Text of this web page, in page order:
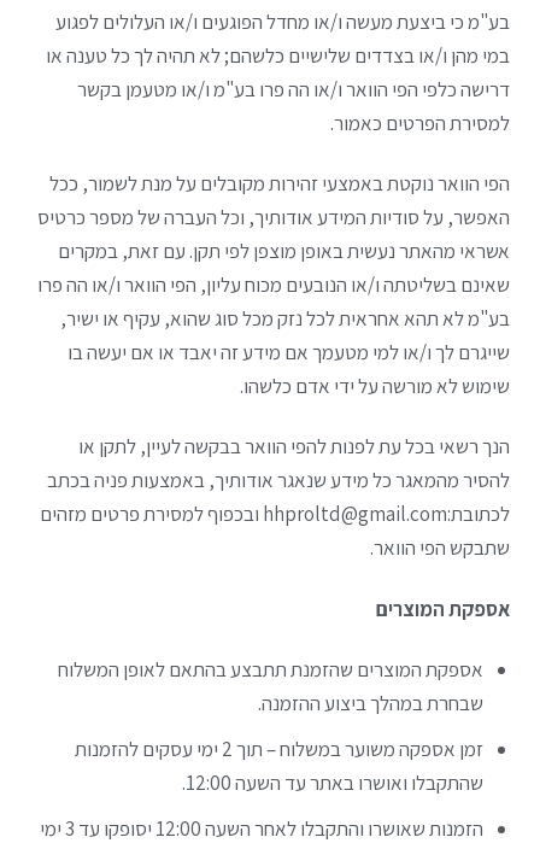
בע"מ כי ביצעת מעשה ו/או מחדל הפוגעים ו/או העלולים לפגוע
במי מהן ו/או בצדדים שלישיים כלשהם; לא תהיה לך כל טענה או
דרישה כלפי הפי הוואר ו/או הה פרו בע"מ ו/או מטעמן בקשר
למסירת הפרטים כאמור.
הפי הוואר נוקטת באמצעי זהירות מקובלים על מנת לשמור, ככל
האפשר, על סודיות המידע אודותיך, וכל העברה של מספר כרטיס
אשראי מהאתר נעשית באופן מוצפן לפי תקן. עם זאת, במקרים
שאינם בשליטתה ו/או הנובעים מכוח עליון, הפי הוואר ו/או הה פרו
בע"מ לא תהא אחראית לכל נזק מכל סוג שהוא, עקיף או ישיר,
שייגרם לך ו/או למי מטעמך אם מידע זה יאבד או אם יעשה בו
שימוש לא מורשה על ידי אדם כלשהו.
הנך רשאי בכל עת לפנות להפי הוואר בבקשה לעיין, לתקן או
להסיר מהמאגר כל מידע שנאגר אודותיך, באמצעות פניה בכתב
לכתובת:hhproltd@gmail.com ובכפוף למסירת פרטים מזהים
שתבקש הפי הוואר.
אספקת המוצרים
אספקת המוצרים שהזמנת תתבצע בהתאם לאופן המשלוח
שבחרת במהלך ביצוע ההזמנה.
זמן אספקה משוער במשלוח – תוך 2 ימי עסקים להזמנות
שהתקבלו ואושרו באתר עד השעה 12:00.
הזמנות שאושרו והתקבלו לאחר השעה 12:00 יסופקו עד 3 ימי